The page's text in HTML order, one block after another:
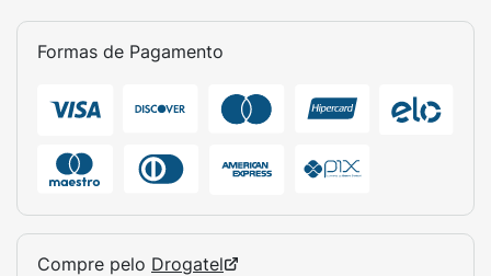
Formas de Pagamento
Compre pelo Drogatel